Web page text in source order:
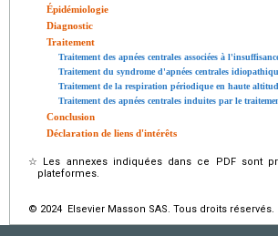
Épidémiologie
Diagnostic
Traitement
Traitement des apnées centrales associées à
Traitement du syndrome d'apnées centrales
Traitement de la respiration périodique en haute
Traitement des apnées centrales induites par le
Conclusion
Déclaration de liens d'intérêts
☆
Les annexes indiquées dans ce PDF sont
plateformes.
© 2024 Elsevier Masson SAS. Tous droits réservés.